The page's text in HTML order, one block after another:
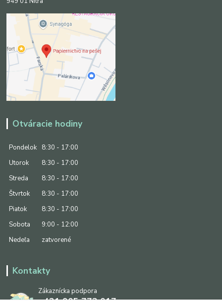
Otváracie hodiny
Pondelok
8:30 - 17:00
Utorok
8:30 - 17:00
Streda
8:30 - 17:00
Štvrtok
8:30 - 17:00
Piatok
8:30 - 17:00
Sobota
9:00 - 12:00
Nedeľa
zatvorené
Kontakty
Zákaznícka podpora